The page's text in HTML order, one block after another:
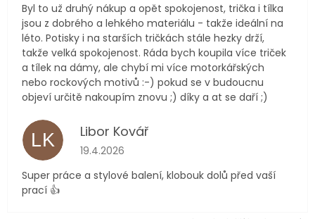
Byl to už druhý nákup a opět spokojenost, trička i tílka
jsou z dobrého a lehkého materiálu - takže ideální na
léto. Potisky i na starších tričkách stále hezky drží,
takže velká spokojenost. Ráda bych koupila více triček
a tílek na dámy, ale chybí mi více motorkářských
nebo rockových motivů :-) pokud se v budoucnu
objeví určitě nakoupím znovu ;) díky a at se daří ;)
LK Libor Kovář
Hodnocení obchodu je 5 z 5 hvězdiček.
19.4.2026
Super práce a stylové balení, klobouk dolů před vaší
prací 👍